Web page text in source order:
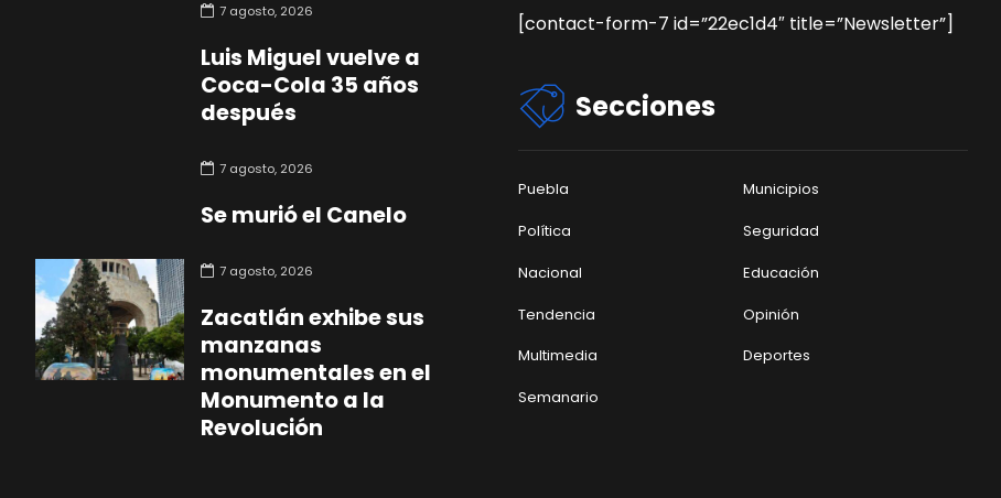
7 agosto, 2026
Luis Miguel vuelve a
Coca-Cola 35 años
después
7 agosto, 2026
Se murió el Canelo
7 agosto, 2026
Zacatlán exhibe sus
manzanas
monumentales en el
Monumento a la
Revolución
[contact-form-7 id=”22ec1d4″ title=”Newsletter”]
Secciones
Puebla
Municipios
Política
Seguridad
Nacional
Educación
Tendencia
Opinión
Multimedia
Deportes
Semanario